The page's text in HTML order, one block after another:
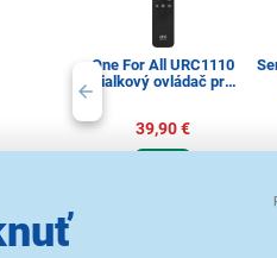
One For All URC1110
dialkový ovládač pre
39,90 €